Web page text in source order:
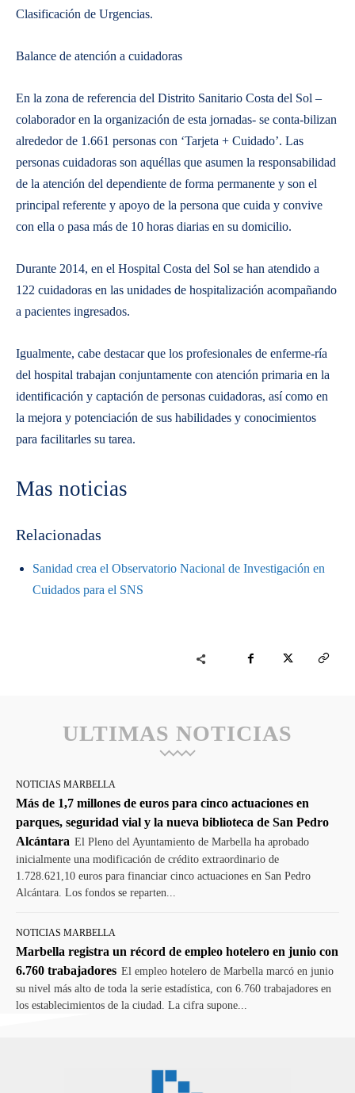
Clasificación de Urgencias.
Balance de atención a cuidadoras
En la zona de referencia del Distrito Sanitario Costa del Sol –
colaborador en la organización de esta jornadas- se conta-bilizan
alrededor de 1.661 personas con ‘Tarjeta + Cuidado’. Las
personas cuidadoras son aquéllas que asumen la responsabilidad
de la atención del dependiente de forma permanente y son el
principal referente y apoyo de la persona que cuida y convive
con ella o pasa más de 10 horas diarias en su domicilio.
Durante 2014, en el Hospital Costa del Sol se han atendido a
122 cuidadoras en las unidades de hospitalización acompañando
a pacientes ingresados.
Igualmente, cabe destacar que los profesionales de enferme-ría
del hospital trabajan conjuntamente con atención primaria en la
identificación y captación de personas cuidadoras, así como en
la mejora y potenciación de sus habilidades y conocimientos
para facilitarles su tarea.
Mas noticias
Relacionadas
Sanidad crea el Observatorio Nacional de Investigación en
Cuidados para el SNS
ULTIMAS NOTICIAS
NOTICIAS MARBELLA
Más de 1,7 millones de euros para cinco actuaciones en
parques, seguridad vial y la nueva biblioteca de San Pedro
Alcántara El Pleno del Ayuntamiento de Marbella ha aprobado
inicialmente una modificación de crédito extraordinario de
1.728.621,10 euros para financiar cinco actuaciones en San Pedro
Alcántara. Los fondos se reparten...
NOTICIAS MARBELLA
Marbella registra un récord de empleo hotelero en junio con
6.760 trabajadores El empleo hotelero de Marbella marcó en junio
su nivel más alto de toda la serie estadística, con 6.760 trabajadores en
los establecimientos de la ciudad. La cifra supone...